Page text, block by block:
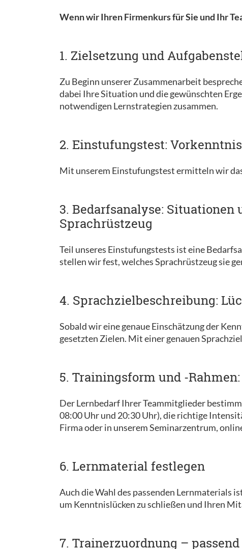
Wenn wir Ihren Firmenkurs für Sie und Ihr
1. Zielsetzung und
Zu Beginn unserer Zusammenarbeit
dabei Ihre Situation und die gewünschten
notwendigen Lernstrategien zusammen.
2. Einstufungstest:
Mit unserem Einstufungstest ermitteln wir
3. Bedarfsanalyse:
Sprachrüstzeug
Teil unseres Einstufungstests ist eine
stellen wir fest, welches Sprachrüstzeug sie
4. Sprachzielbeschreibung:
Sobald wir eine genaue Einschätzung der
gesetzten Zielen. Mit einer genauen
5. Trainingsform und -
Der Lernbedarf Ihrer Teammitglieder
08:00 Uhr und 20:30 Uhr), die richtige
Firma oder in unserem Seminarzentrum,
6. Lernmaterial festlegen
Auch die Wahl des passenden Lernmaterials
um Kenntnislücken zu schließen und Ihren
7. Trainerzuordnung –